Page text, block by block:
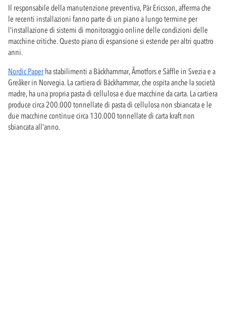
Il responsabile della manutenzione preventiva, Pär Ericsson, afferma che
le recenti installazioni fanno parte di un piano a lungo termine per
l'installazione di sistemi di monitoraggio online delle condizioni delle
macchine critiche. Questo piano di espansione si estende per altri quattro
anni.
Nordic Paperha stabilimenti a Bäckhammar, Åmotfors e Säffle in Svezia e a
Greåker in Norvegia. La cartiera di Bäckhammar, che ospita anche la società
madre, ha una propria pasta di cellulosa e due macchine da carta. La cartiera
produce circa 200.000 tonnellate di pasta di cellulosa non sbiancata e le
due macchine continue circa 130.000 tonnellate di carta kraft non
sbiancata all'anno.